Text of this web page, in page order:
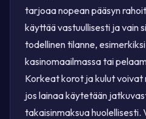
tarjoaa nopean pääsyn
käyttää vastuullisesti ja vain
todellinen tilanne,
kasinomaailmassa tai
Korkeat korot ja kulut voivat
jos lainaa käytetään
takaisinmaksua huolellisesti.